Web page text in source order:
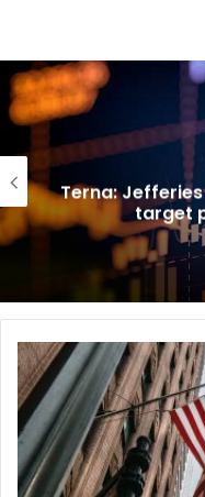
Terna:
target